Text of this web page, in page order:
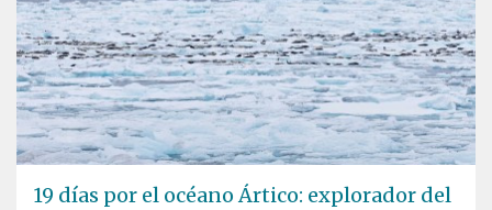
19 días por el océano Ártico: explorador del